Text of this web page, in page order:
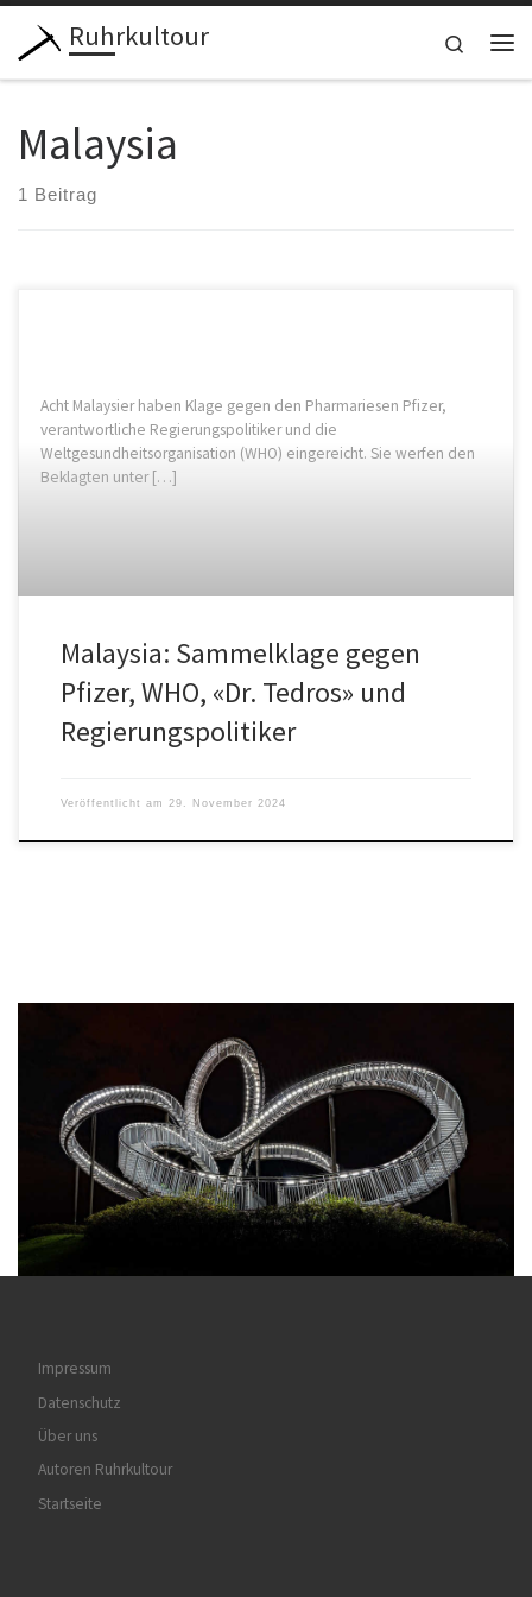
Zum Inhalt springen
Ruhrkultour
Search
Malaysia
1 Beitrag
Acht Malaysier haben Klage gegen den Pharmariesen Pfizer,
verantwortliche Regierungspolitiker und die
Weltgesundheitsorganisation (WHO) eingereicht. Sie werfen den
Beklagten unter […]
Malaysia: Sammelklage gegen
Pfizer, WHO, «Dr. Tedros» und
Regierungspolitiker
Veröffentlicht am 29. November 2024
Impressum
Datenschutz
Über uns
Autoren Ruhrkultour
Startseite